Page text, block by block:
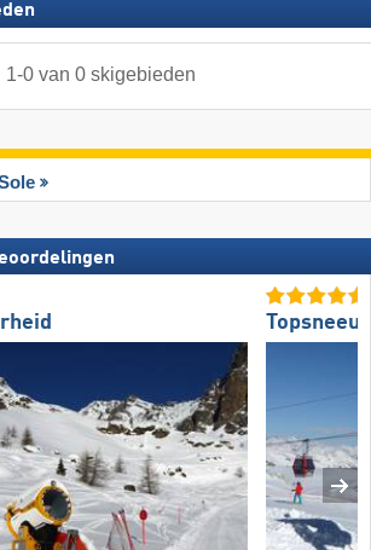
1-0van 0 skigebieden